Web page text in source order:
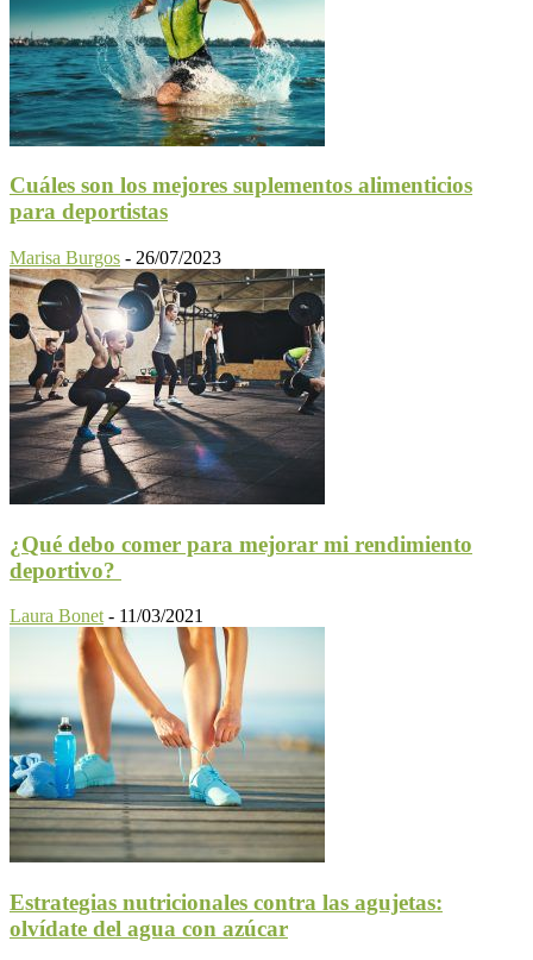
Cuáles son los mejores suplementos alimenticios
para deportistas
Marisa Burgos - 26/07/2023
¿Qué debo comer para mejorar mi rendimiento
deportivo?
Laura Bonet - 11/03/2021
Estrategias nutricionales contra las agujetas:
olvídate del agua con azúcar